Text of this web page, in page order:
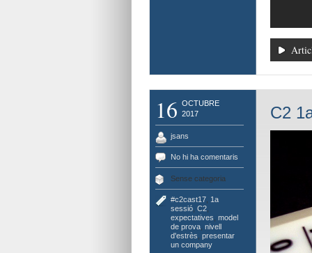
16 OCTUBRE
2017
jsans
No hi ha comentaris
Sense categoria
#c2cast17, 1a
sessió, C2,
expectatives model
de prova, nivell
d'estrès presentar
un company
C2